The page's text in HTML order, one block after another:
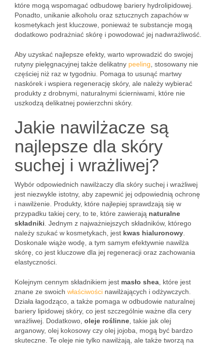
które mogą wspomagać odbudowę bariery hydrolipidowej.
Ponadto, unikanie alkoholu oraz sztucznych zapachów w
kosmetykach jest kluczowe, ponieważ te substancje mogą
dodatkowo podrażniać skórę i powodować jej nadwrażliwość.
Aby uzyskać najlepsze efekty, warto wprowadzić do swojej
rutyny pielęgnacyjnej także delikatny peeling , stosowany nie
częściej niż raz w tygodniu. Pomaga to usunąć martwy
naskórek i wspiera regenerację skóry, ale należy wybierać
produkty z drobnymi, naturalnymi ścierniwami, które nie
uszkodzą delikatnej powierzchni skóry.
Jakie nawilżacze są
najlepsze dla skóry
suchej i wrażliwej?
Wybór odpowiednich nawilżaczy dla skóry suchej i wrażliwej
jest niezwykle istotny, aby zapewnić jej odpowiednią ochronę
i nawilżenie. Produkty, które najlepiej sprawdzają się w
przypadku takiej cery, to te, które zawierają naturalne
składniki . Jednym z najważniejszych składników, którego
należy szukać w kosmetykach, jest kwas hialuronowy
Doskonale wiąże wodę, a tym samym efektywnie nawilża
skórę, co jest kluczowe dla jej regeneracji oraz zachowania
elastyczności.
Kolejnym cennym składnikiem jest masło shea , które jest
znane ze swoich właściwości nawilżających i odżywczych.
Działa łagodząco, a także pomaga w odbudowie naturalnej
bariery lipidowej skóry, co jest szczególnie ważne dla cery
wrażliwej. Dodatkowo, oleje roślinne , takie jak olej
arganowy, olej kokosowy czy olej jojoba, mogą być bardzo
skuteczne. Te oleje nie tylko nawilżają, ale także tworzą na